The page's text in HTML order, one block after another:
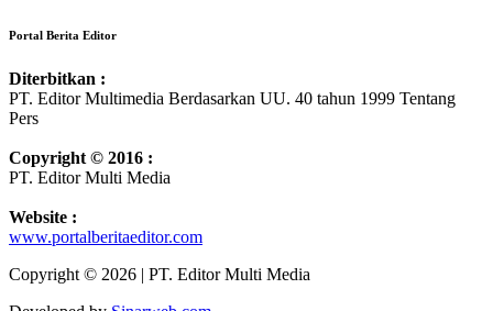
Portal Berita Editor
Diterbitkan :
PT. Editor Multimedia Berdasarkan UU. 40 tahun 1999 Tentang
Pers
Copyright © 2016 :
PT. Editor Multi Media
Website :
www.portalberitaeditor.com
Copyright © 2026 | PT. Editor Multi Media